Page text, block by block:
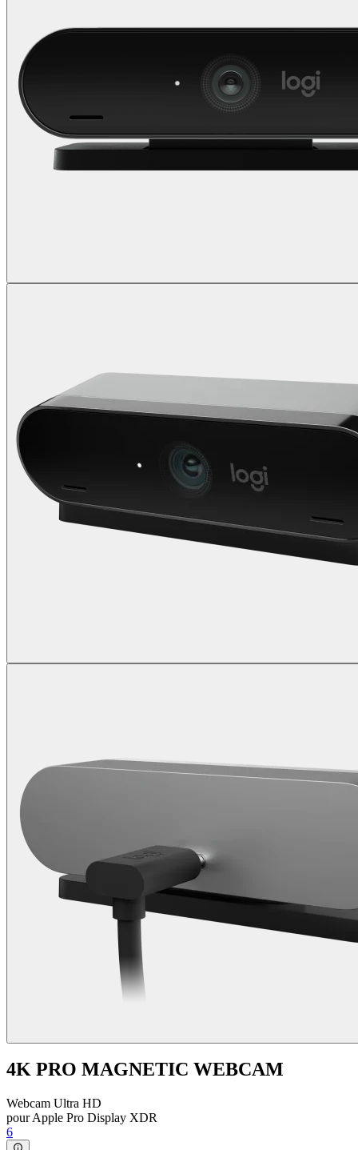
4K PRO MAGNETIC WEBCAM
Webcam Ultra HD
pour Apple Pro Display XDR
6